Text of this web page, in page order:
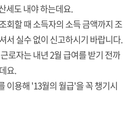
세도 내야 하는데요.
회할 때 소득자의 소득 금액까지 조
서 실수 없이 신고하시기 바랍니다.
로자는 내년 2월 급여를 받기 전까
요.
이용해 '13월의 월급'을 꼭 챙기시